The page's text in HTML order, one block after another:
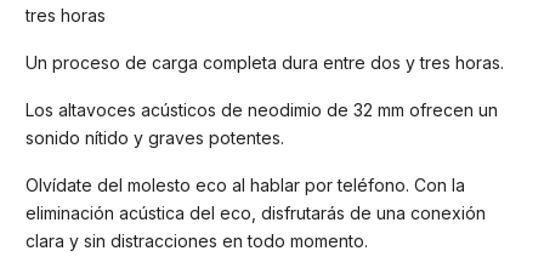
tres horas
Un proceso de carga completa dura entre dos y tres horas.
Los altavoces acústicos de neodimio de 32 mm ofrecen un
sonido nítido y graves potentes.
Olvídate del molesto eco al hablar por teléfono. Con la
eliminación acústica del eco, disfrutarás de una conexión
clara y sin distracciones en todo momento.